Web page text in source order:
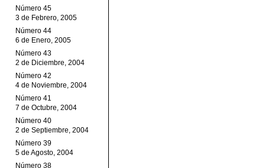
Número 45
3 de Febrero, 2005
Número 44
6 de Enero, 2005
Número 43
2 de Diciembre, 2004
Número 42
4 de Noviembre, 2004
Número 41
7 de Octubre, 2004
Número 40
2 de Septiembre, 2004
Número 39
5 de Agosto, 2004
Número 38